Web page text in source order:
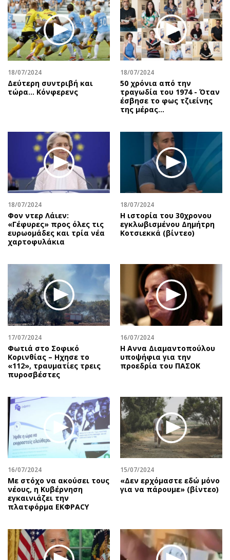
Βιβλίο
Χειρόγραφα
Προσωπικότητες στην ''Κ''
Επιστολές
18/07/2024
Δεύτερη συντριβή και
τώρα... Κόνφερενς
18/07/2024
50 χρόνια από την
τραγωδία του 1974 - Όταν
έσβησε το φως τζιείνης
της μέρας…
18/07/2024
Φον ντερ Λάιεν:
«Γέφυρες» προς όλες τις
ευρωομάδες και τρία νέα
χαρτοφυλάκια
18/07/2024
Η ιστορία του 30χρονου
εγκλωβισμένου Δημήτρη
Κοτσιεκκά (βίντεο)
17/07/2024
Φωτιά στο Σοφικό
Κορινθίας – Ηχησε το
«112», τραυματίες τρεις
πυροσβέστες
16/07/2024
Η Αννα Διαμαντοπούλου
υποψήφια για την
προεδρία του ΠΑΣΟΚ
16/07/2024
Με στόχο να ακούσει τους
νέους, η Κυβέρνηση
εγκαινιάζει την
πλατφόρμα ΕΚΦΡΑCY
15/07/2024
«Δεν ερχόμαστε εδώ μόνο
για να πάρουμε» (βίντεο)